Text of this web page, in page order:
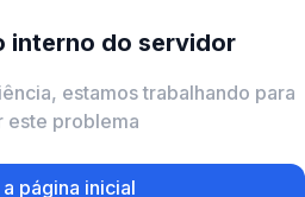
interno do servidor
estamos trabalhando para
este problema
página inicial